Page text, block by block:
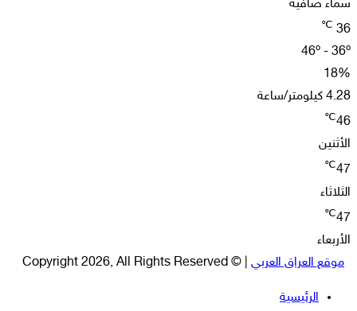
سماء صافية
36
℃
46º - 36º
18%
4.28 كيلومتر/ساعة
46
℃
الأثنين
47
℃
الثلاثاء
47
℃
الأربعاء
موقع العراق العربي | © Copyright 2026, All Rights Reserved
الرئيسية